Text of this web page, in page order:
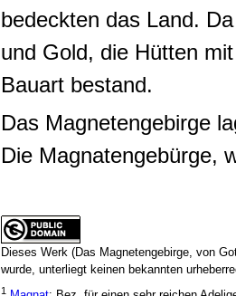
bedeckten das Land.
und Gold, die Hütten
Bauart bestand.
Das Magnetengebirge
Die Magnatengebürge,
Dieses Werk (Das Magnetengebirge, von
wurde, unterliegt keinen bekannten
1